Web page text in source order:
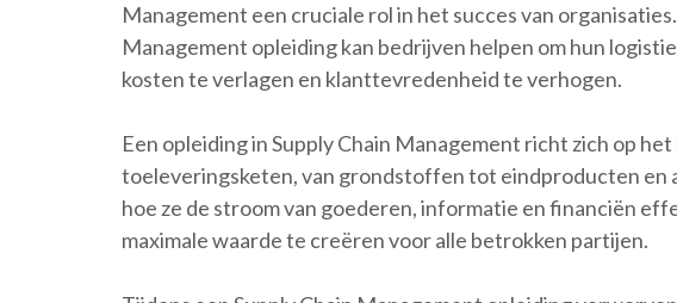
Management een cruciale rol in het succes van
Management opleiding kan bedrijven helpen om hun
kosten te verlagen en klanttevredenheid te verhogen.
Een opleiding in Supply Chain Management richt zich op
toeleveringsketen, van grondstoffen tot eindproducten en
hoe ze de stroom van goederen, informatie en financiën
maximale waarde te creëren voor alle betrokken partijen.